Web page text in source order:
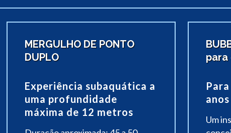
MERGULHO DE PONTO
DUPLO
Experiência subaquática a
uma profundidade
máxima de 12 metros
para
Um